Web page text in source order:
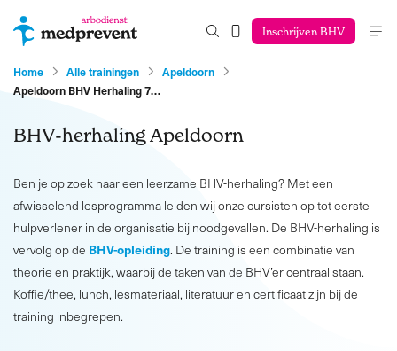
Inschrijven BHV
Home Alle trainingen
Apeldoorn
Apeldoorn BHV Herhaling 7…
BHV-herhaling Apeldoorn
Ben je op zoek naar een leerzame BHV-herhaling? Met een
afwisselend lesprogramma leiden wij onze cursisten op tot eerste
hulpverlener in de organisatie bij noodgevallen. De BHV-herhaling is
vervolg op de BHV-opleiding. De training is een combinatie van
theorie en praktijk, waarbij de taken van de BHV’er centraal staan.
Koffie/thee, lunch, lesmateriaal, literatuur en certificaat zijn bij de
training inbegrepen.